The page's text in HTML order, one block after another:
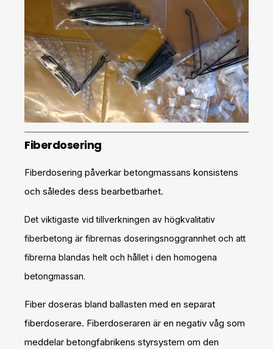
Fiberdosering
Fiberdosering påverkar betongmassans konsistens
och således dess bearbetbarhet.
Det viktigaste vid tillverkningen av högkvalitativ
fiberbetong är fibrernas doseringsnoggrannhet och att
fibrerna blandas helt och hållet i den homogena
betongmassan.
Fiber doseras bland ballasten med en separat
fiberdoserare. Fiberdoseraren är en negativ våg som
meddelar betongfabrikens styrsystem om den